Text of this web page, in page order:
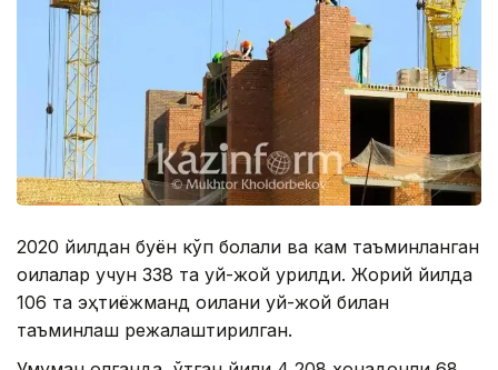
2020 йилдан буён кўп болали ва кам таъминланган
оилалар учун 338 та уй-жой қурилди. Жорий йилда
106 та эҳтиёжманд оилани уй-жой билан
таъминлаш режалаштирилган.